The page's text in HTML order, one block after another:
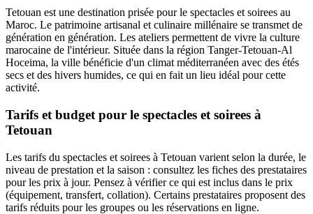
Tetouan est une destination prisée pour le spectacles et soirees au
Maroc. Le patrimoine artisanal et culinaire millénaire se transmet de
génération en génération. Les ateliers permettent de vivre la culture
marocaine de l'intérieur. Située dans la région Tanger-Tetouan-Al
Hoceima, la ville bénéficie d'un climat méditerranéen avec des étés
secs et des hivers humides, ce qui en fait un lieu idéal pour cette
activité.
Tarifs et budget pour le spectacles et soirees à
Tetouan
Les tarifs du spectacles et soirees à Tetouan varient selon la durée, le
niveau de prestation et la saison : consultez les fiches des prestataires
pour les prix à jour. Pensez à vérifier ce qui est inclus dans le prix
(équipement, transfert, collation). Certains prestataires proposent des
tarifs réduits pour les groupes ou les réservations en ligne.